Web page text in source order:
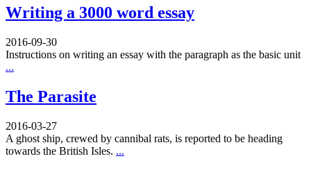
Writing a 3000 word essay
2016-09-30
Instructions on writing an essay with the paragraph as the basic unit
...
The Parasite
2016-03-27
A ghost ship, crewed by cannibal rats, is reported to be heading
towards the British Isles. ...